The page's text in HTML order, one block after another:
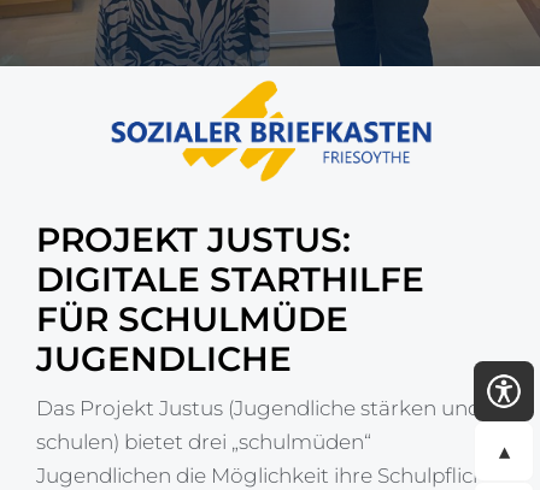
PROJEKT JUSTUS:
DIGITALE STARTHILFE
FÜR SCHULMÜDE
JUGENDLICHE
Das Projekt Justus (Jugendliche stärken und
schulen) bietet drei „schulmüden“
Jugendlichen die Möglichkeit ihre Schulpflicht
▲